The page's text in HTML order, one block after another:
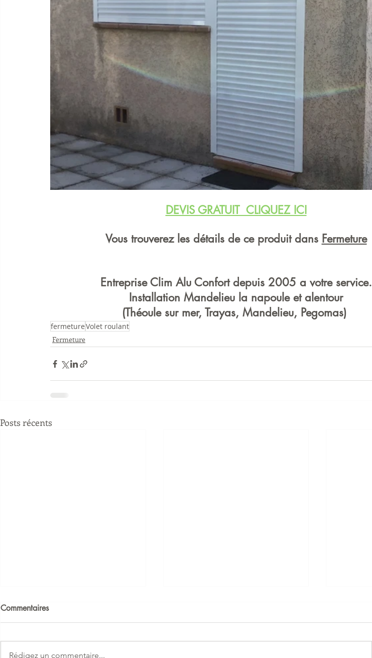
DEVIS GRATUIT  CLIQUEZ ICI
Vous trouverez les détails de ce produit dans Fermeture
Entreprise Clim Alu Confort depuis 2005 a votre service.
Installation Mandelieu la napoule et alentour
(Théoule sur mer, Trayas, Mandelieu, Pegomas)
fermetureVolet roulant
Fermeture
Posts récents
Commentaires
Rédigez un commentaire...